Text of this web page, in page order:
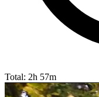
Total: 2h 57m